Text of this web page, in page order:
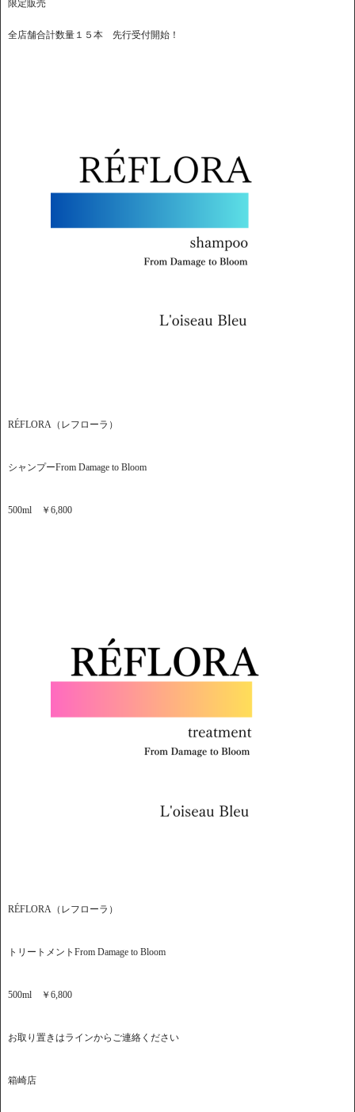
限定販売
全店舗合計数量１５本 先行受付開始！
RÉFLORA（レフローラ）
シャンプーFrom Damage to Bloom
500ml ￥6,800
RÉFLORA（レフローラ）
トリートメントFrom Damage to Bloom
500ml ￥6,800
お取り置きはラインからご連絡ください
箱崎店